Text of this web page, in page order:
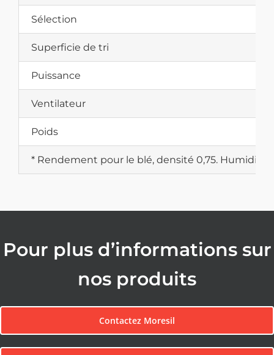
Sélection
Superficie de tri
Puissance
Ventilateur
Poids
* Rendement pour le blé, densité 0,75. Humidité
Pour plus d’informations sur
nos produits
Contactez Moresil